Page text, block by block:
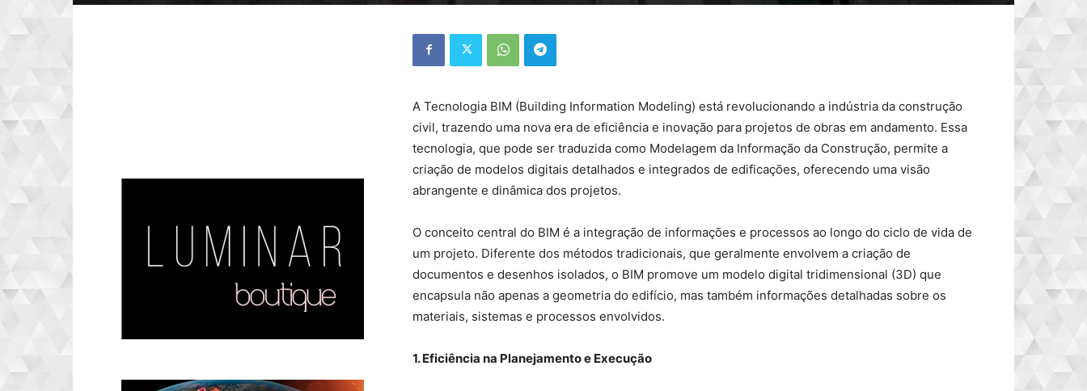
A Tecnologia BIM (Building Information Modeling) está revolucionando a indústria da construção
civil, trazendo uma nova era de eficiência e inovação para projetos de obras em andamento. Essa
tecnologia, que pode ser traduzida como Modelagem da Informação da Construção, permite a
criação de modelos digitais detalhados e integrados de edificações, oferecendo uma visão
abrangente e dinâmica dos projetos.
O conceito central do BIM é a integração de informações e processos ao longo do ciclo de vida de
um projeto. Diferente dos métodos tradicionais, que geralmente envolvem a criação de
documentos e desenhos isolados, o BIM promove um modelo digital tridimensional (3D) que
encapsula não apenas a geometria do edifício, mas também informações detalhadas sobre os
materiais, sistemas e processos envolvidos.
1. Eficiência na Planejamento e Execução